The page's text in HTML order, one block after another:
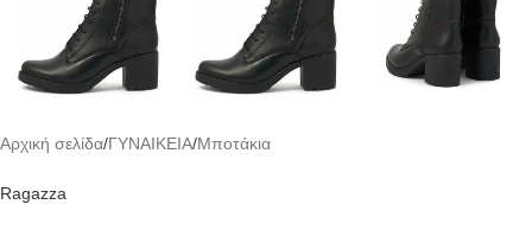
Αρχική σελίδα/ΓΥΝΑΙΚΕΙΑ/Μποτάκια
Ragazza